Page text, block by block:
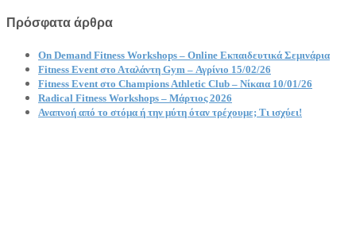
Πρόσφατα άρθρα
On Demand Fitness Workshops – Online Εκπαιδευτικά Σεμινάρια
Fitness Event στο Αταλάντη Gym – Αγρίνιο 15/02/26
Fitness Event στο Champions Athletic Club – Νίκαια 10/01/26
Radical Fitness Workshops – Μάρτιος 2026
Αναπνοή από το στόμα ή την μύτη όταν τρέχουμε; Τι ισχύει!